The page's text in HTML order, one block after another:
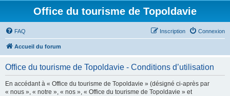
Office du tourisme de Topoldavie
FAQ Connexion
Inscription
Accueil du forum
Office du tourisme de Topoldavie - Conditions d’utilisation
En accédant à « Office du tourisme de Topoldavie » (désigné ci-après par
« nous », « notre », « nos », « Office du tourisme de Topoldavie » et